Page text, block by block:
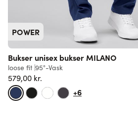
POWER
Bukser unisex bukser MILANO
loose fit 95°-Vask
579,00 kr.
+6